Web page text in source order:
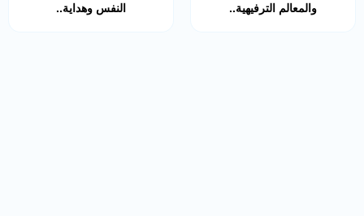
والمعالم الترفيهية..
النفس وهداية..